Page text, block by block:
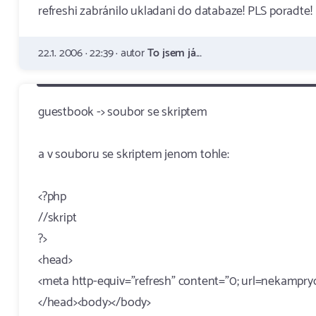
refreshi zabránilo ukladani do databaze! PLS poradte!
22.1. 2006 · 22:39 · autorTo jsem já...
guestbook -> soubor se skriptem
a v souboru se skriptem jenom tohle:
<?php
//skript
?>
<head>
<meta http-equiv="refresh" content="0;
</head><body></body>